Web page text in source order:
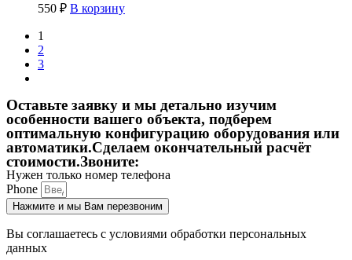
550 ₽ В корзину
1
2
3
Оставьте заявку и мы детально изучим
особенности вашего объекта, подберем
оптимальную конфигурацию оборудования или
автоматики.Сделаем окончательный расчёт
стоимости.Звоните:
Нужен только номер телефона
Phone
Нажмите и мы Вам перезвоним
Вы соглашаетесь с условиями обработки персональных
данных